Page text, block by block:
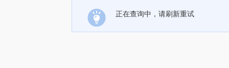
正在查询中，请刷新重试